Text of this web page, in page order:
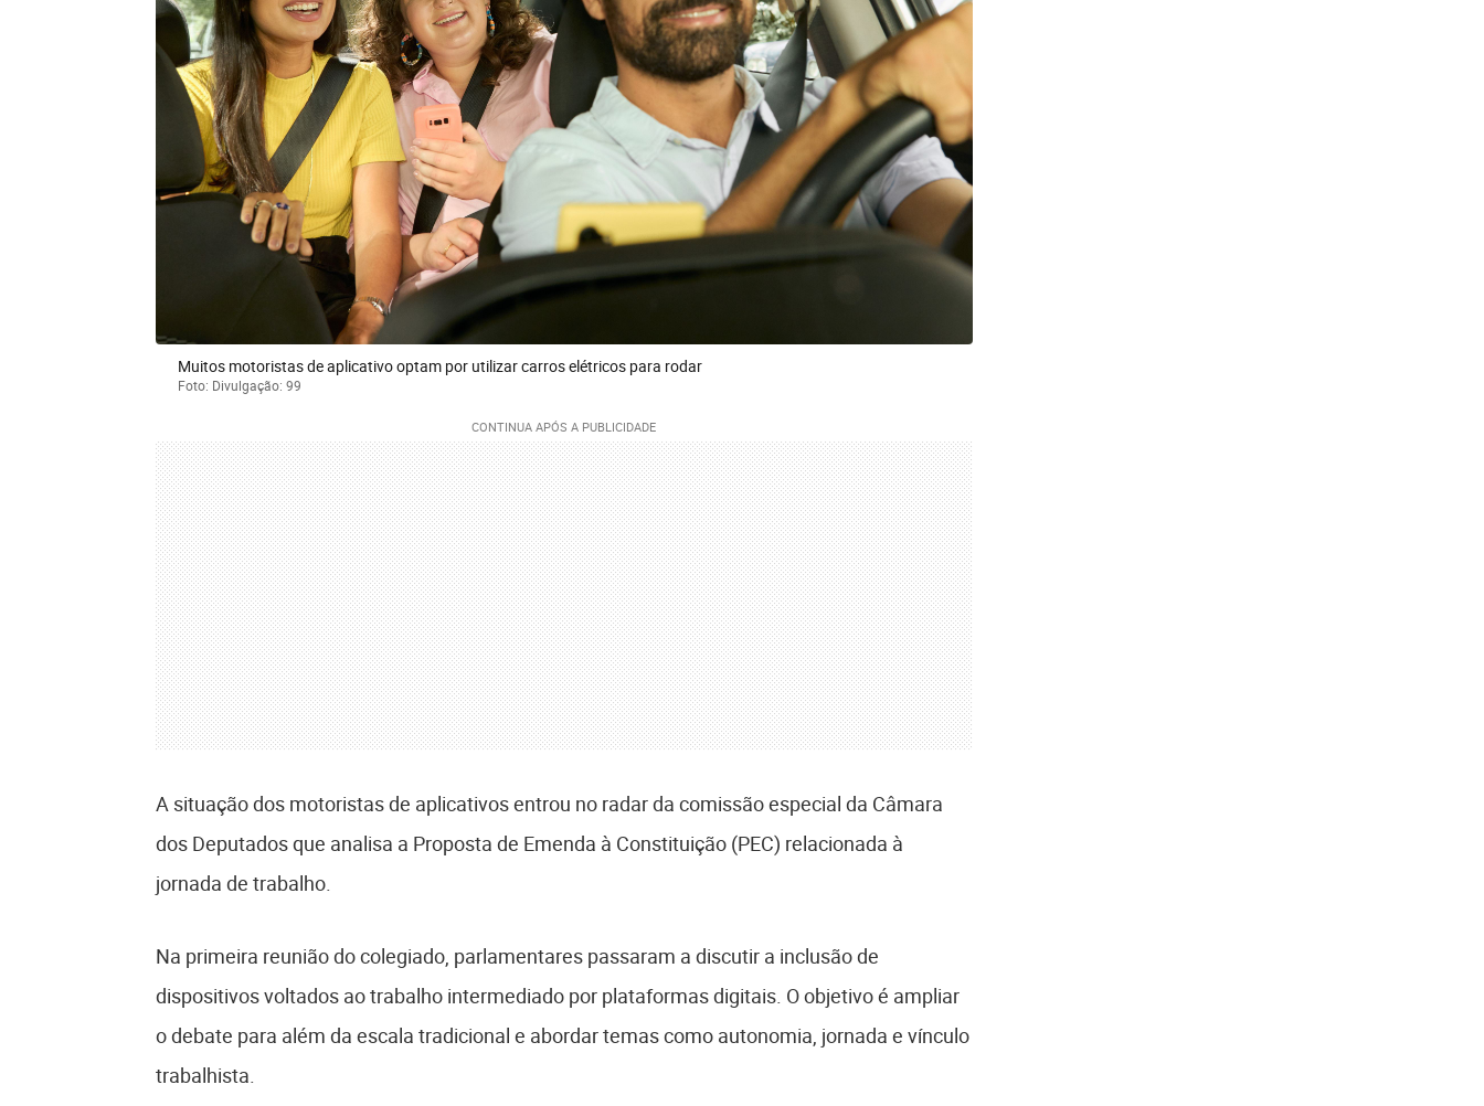
Muitos motoristas de aplicativo optam por utilizar carros elétricos para rodar
Foto: Divulgação: 99
A situação dos motoristas de aplicativos entrou no radar da comissão especial da Câmara
dos Deputados que analisa a Proposta de Emenda à Constituição (PEC) relacionada à
jornada de trabalho.
Na primeira reunião do colegiado, parlamentares passaram a discutir a inclusão de
dispositivos voltados ao trabalho intermediado por plataformas digitais. O objetivo é ampliar
o debate para além da escala tradicional e abordar temas como autonomia, jornada e vínculo
trabalhista.